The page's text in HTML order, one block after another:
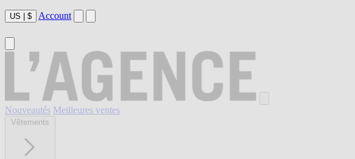
US $ Account
Nouveautés Meilleures ventes
Vêtements